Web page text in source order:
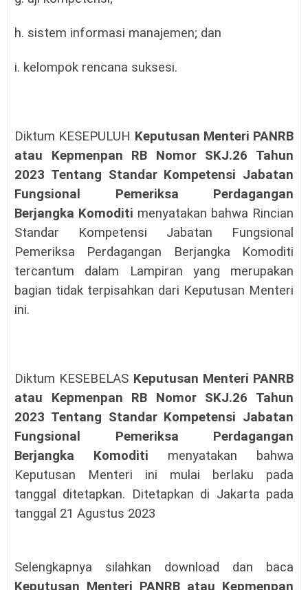
h. sistem informasi manajemen; dan
i. kelompok rencana suksesi.
Diktum KESEPULUH Keputusan Menteri PANRB
atau Kepmenpan RB Nomor SKJ.26 Tahun
2023 Tentang Standar Kompetensi Jabatan
Fungsional Pemeriksa Perdagangan
Berjangka Komoditi menyatakan bahwa Rincian
Standar Kompetensi Jabatan Fungsional
Pemeriksa Perdagangan Berjangka Komoditi
tercantum dalam Lampiran yang merupakan
bagian tidak terpisahkan dari Keputusan Menteri
ini.
Diktum KESEBELAS Keputusan Menteri PANRB
atau Kepmenpan RB Nomor SKJ.26 Tahun
2023 Tentang Standar Kompetensi Jabatan
Fungsional Pemeriksa Perdagangan
Berjangka Komoditi menyatakan bahwa
Keputusan Menteri ini mulai berlaku pada
tanggal ditetapkan. Ditetapkan di Jakarta pada
tanggal 21 Agustus 2023
Selengkapnya silahkan download dan baca
Keputusan Menteri PANRB atau Kepmenpan